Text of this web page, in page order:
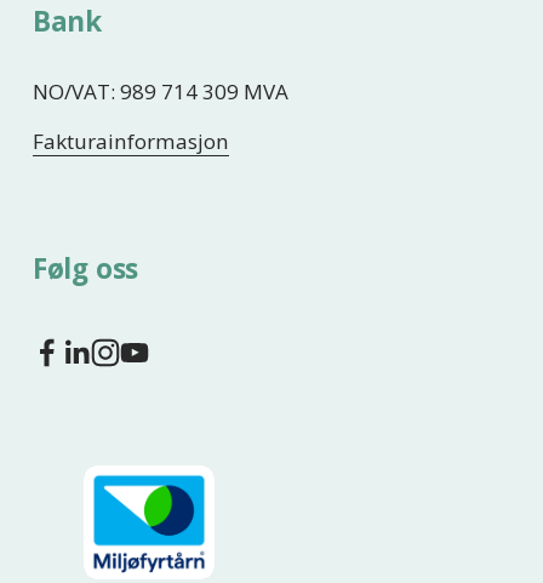
Bank
NO/VAT: 989 714 309 MVA
Fakturainformasjon
Følg oss